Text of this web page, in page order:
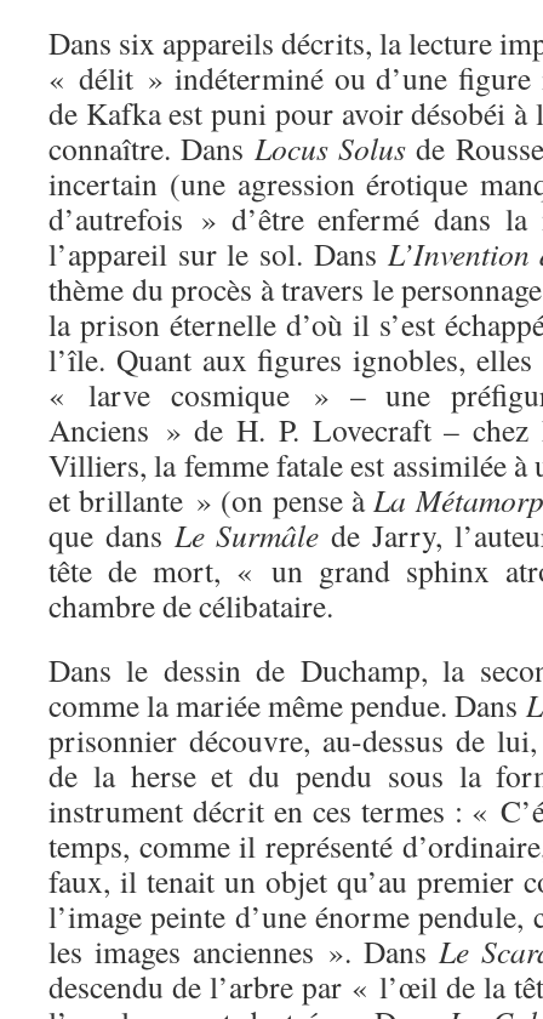
Dans six appareils décrits, la lecture
« délit » indéterminé ou d’une figure
de Kafka est puni pour avoir désobéi à
connaître. Dans Locus Solus de
incertain (une agression érotique
d’autrefois » d’être enfermé dans la
l’appareil sur le sol. Dans
thème du procès à travers le
la prison éternelle d’où il s’est
l’île. Quant aux figures ignobles,
« larve cosmique » – une
Anciens » de H. P. Lovecraft – chez
Villiers, la femme fatale est assimilée
et brillante » (on pense àLa
que dans Le Surmâle de Jarry,
tête de mort, « un grand sphinx
chambre de célibataire.
Dans le dessin de Duchamp, la
comme la mariée même pendue. Dans
prisonnier découvre, au-dessus de
de la herse et du pendu sous la
instrument décrit en ces termes : «
temps, comme il représenté
faux, il tenait un objet qu’au premier
l’image peinte d’une énorme
les images anciennes ». Dans Le
descendu de l’arbre par « l’œil de la